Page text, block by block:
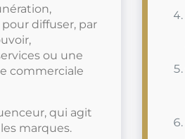
diffuser, par
ou une
commerciale
qui agit
marques.